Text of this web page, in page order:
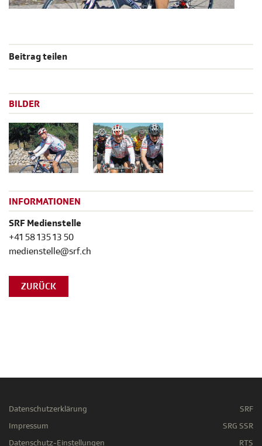
Beitrag teilen
BILDER
INFORMATIONEN
SRF Medienstelle
+41 58 135 13 50
medienstelle@srf.ch
ZURÜCK
Datenschutzerklärung
Impressum
Datenschutz-Einstellungen
SRF
SRG SSR
RTS